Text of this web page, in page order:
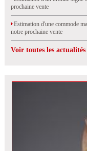
prochaine vente
Estimation d'une commode
notre prochaine vente
Voir toutes les actualités